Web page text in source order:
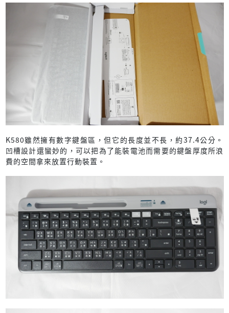
K580雖然擁有數字鍵盤區，但它的長度並不長，約37.4公分。
凹槽設計還蠻妙的，可以把為了能裝電池而需要的鍵盤厚度所浪
費的空間拿來放置行動裝置。